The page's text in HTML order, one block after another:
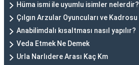
Hüma ismi ile uyumlu isimler nelerdir?
Çılgın Arzular Oyuncuları ve Kadrosu
Anabilimdalı kısaltması nasıl yapılır?
Veda Etmek Ne Demek
Urla Narlıdere Arası Kaç Km